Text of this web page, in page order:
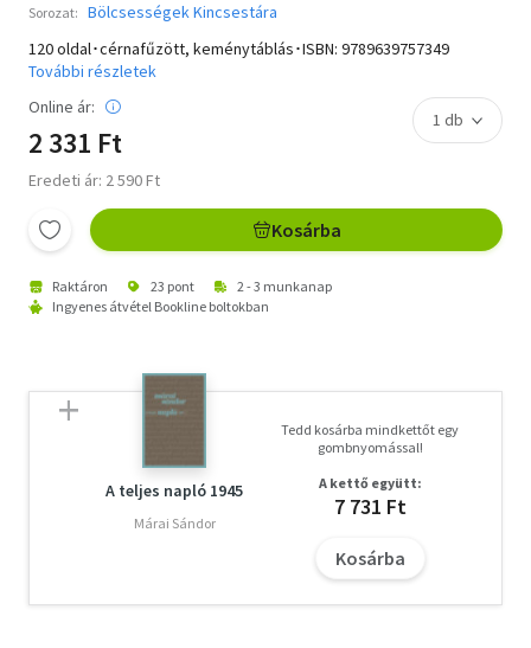
Sorozat: Bölcsességek Kincsestára
120 oldal･cérnafűzött, keménytáblás･ISBN: 9789639757349
További részletek
Online ár:
2 331 Ft
Eredeti ár: 2 590 Ft
Kosárba
Raktáron 23 pont
2 - 3 munkanap
Ingyenes átvétel Bookline boltokban
A teljes napló 1945
Márai Sándor
Tedd kosárba mindkettőt egy
gombnyomással!
A kettő együtt:
7 731 Ft
Kosárba